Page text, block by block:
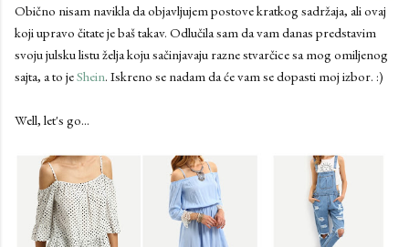
Obično nisam navikla da objavljujem postove kratkog sadržaja, ali ovaj
koji upravo čitate je baš takav. Odlučila sam da vam danas predstavim
svoju julsku listu želja koju sačinjavaju razne stvarčice sa mog omiljenog
sajta, a to jeShein. Iskreno se nadam da će vam se dopasti moj izbor. :)
Well, let's go...